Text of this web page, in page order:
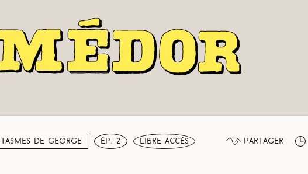
de George ép. 2 libre accès Partager